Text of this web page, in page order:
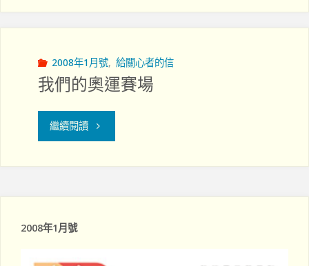
範
圍
太
2008年1月號, 給關心者的信
我們的奧運賽場
繼續閱讀"我
2008年1月號